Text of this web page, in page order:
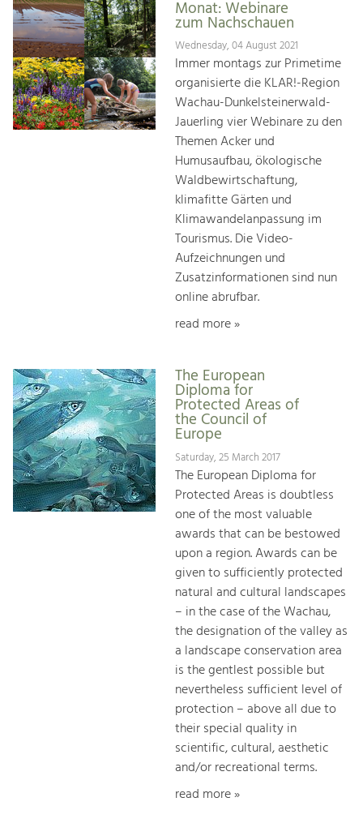
Monat: Webinare
zum Nachschauen
Wednesday, 04 August 2021
Immer montags zur Primetime
organisierte die KLAR!-Region
Wachau-Dunkelsteinerwald-
Jauerling vier Webinare zu den
Themen Acker und
Humusaufbau, ökologische
Waldbewirtschaftung,
klimafitte Gärten und
Klimawandelanpassung im
Tourismus. Die Video-
Aufzeichnungen und
Zusatzinformationen sind nun
online abrufbar.
read more »
The European
Diploma for
Protected Areas of
the Council of
Europe
Saturday, 25 March 2017
The European Diploma for
Protected Areas is doubtless
one of the most valuable
awards that can be bestowed
upon a region. Awards can be
given to sufficiently protected
natural and cultural landscapes
– in the case of the Wachau,
the designation of the valley as
a landscape conservation area
is the gentlest possible but
nevertheless sufficient level of
protection – above all due to
their special quality in
scientific, cultural, aesthetic
and/or recreational terms.
read more »